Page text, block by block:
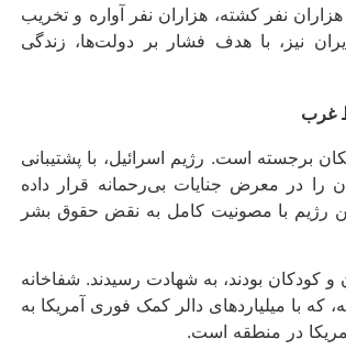
نفر کشته، هزاران نفر آواره و تخریب
نیز، با هدف فشار بر دولت‌ها، زندگی
غرب
برجسته است. رژیم اسرائیل، با پشتیبانی
در معرض جنایات بی‌رحمانه قرار داده
رژیم با مصونیت کامل به نقض حقوق بشر
که اکثراً زنان و کودکان بودند، به شهادت رسیدند. شفاخانه
که با میلیاردهای دالر کمک فوری آمریکا به
در منطقه است.